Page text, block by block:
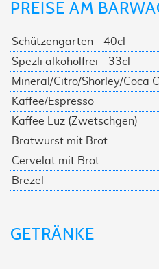
PREISE AM
Schützengarten - 40cl
Spezli alkoholfrei - 33cl
Mineral/Citro/Shorley/Coca
Kaffee/Espresso
Kaffee Luz (Zwetschgen)
Bratwurst mit Brot
Cervelat mit Brot
Brezel
GETRÄNKE